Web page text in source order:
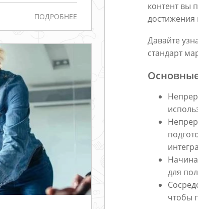
ПОДРОБНЕЕ
контент вы
достижения
Давайте
стандарт
для
чтобы